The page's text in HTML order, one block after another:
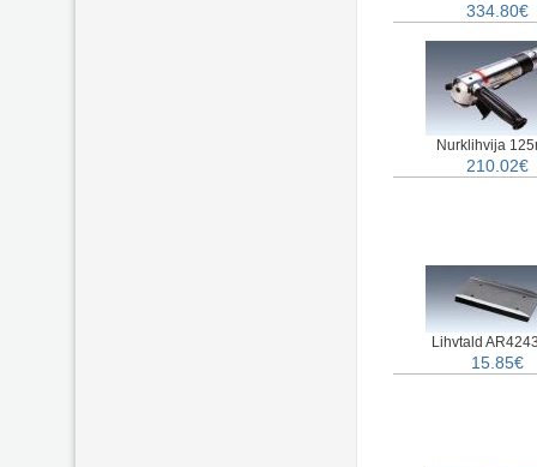
334.80€
Nurklihvija
210.02€
Lihvtald
15.85€